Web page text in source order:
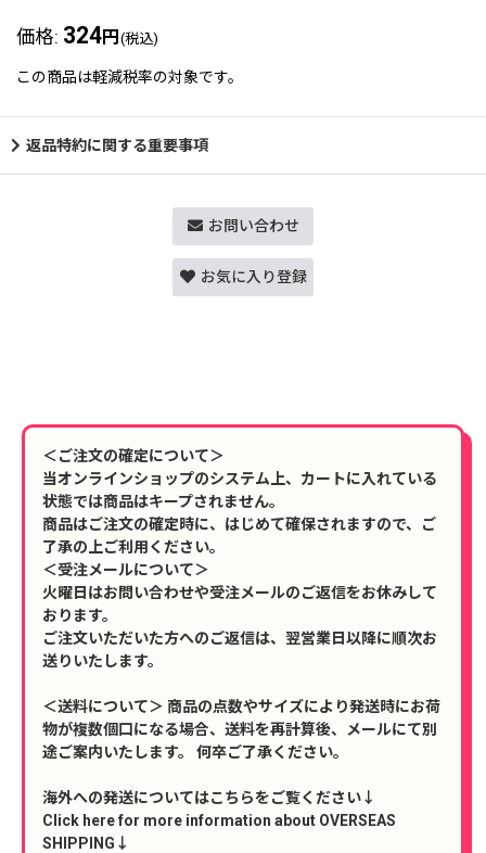
価格: 324円 (税込)
この商品は軽減税率の対象です。
返品特約に関する重要事項
お問い合わせ
お気に入り登録
＜ご注文の確定について＞
当オンラインショップのシステム上、カートに入れている
状態では商品はキープされません。
商品はご注文の確定時に、はじめて確保されますので、ご
了承の上ご利用ください。
＜受注メールについて＞
火曜日はお問い合わせや受注メールのご返信をお休みして
おります。
ご注文いただいた方へのご返信は、翌営業日以降に順次お
送りいたします。
＜送料について＞ 商品の点数やサイズにより発送時にお荷
物が複数個口になる場合、送料を再計算後、メールにて別
途ご案内いたします。 何卒ご了承ください。
海外への発送についてはこちらをご覧ください↓
Click here for more information about OVERSEAS
SHIPPING↓